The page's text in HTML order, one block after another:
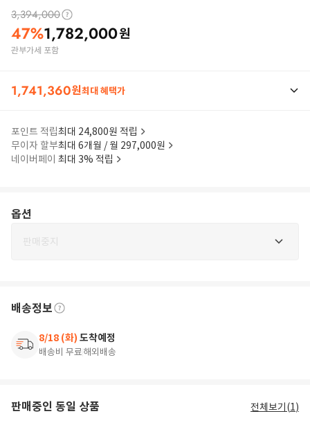
3,394,000
47%1,782,000원
관부가세 포함
1,741,360원최대 혜택가
포인트 적립최대 24,800원 적립
무이자 할부최대 6개월 / 월 297,000원
네이버페이 최대 3% 적립
옵션
판매중지
배송정보
8/18 (화) 도착예정
배송비 무료해외배송
판매중인 동일 상품 전체보기(1)